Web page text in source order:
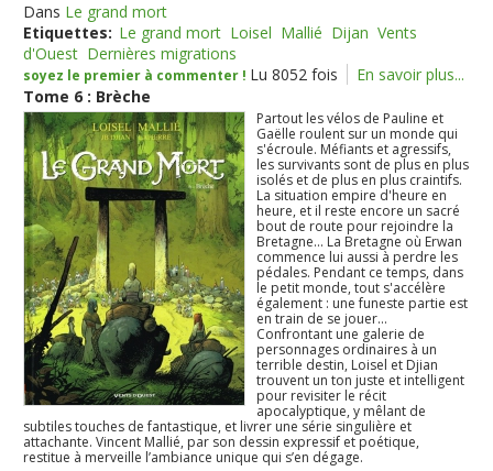
Dans Le grand mort
Etiquettes: Le grand mort Loisel Mallié Dijan Vents
d'Ouest Dernières migrations
soyez le premier à commenter ! Lu 8052 fois
En savoir plus...
Tome 6 : Brèche
Partout les vélos de Pauline et
Gaëlle roulent sur un monde qui
s'écroule. Méfiants et agressifs,
les survivants sont de plus en plus
isolés et de plus en plus craintifs.
La situation empire d'heure en
heure, et il reste encore un sacré
bout de route pour rejoindre la
Bretagne... La Bretagne où Erwan
commence lui aussi à perdre les
pédales. Pendant ce temps, dans
le petit monde, tout s'accélère
également : une funeste partie est
en train de se jouer...
Confrontant une galerie de
personnages ordinaires à un
terrible destin, Loisel et Djian
trouvent un ton juste et intelligent
pour revisiter le récit
apocalyptique, y mêlant de
subtiles touches de fantastique, et livrer une série singulière et
attachante. Vincent Mallié, par son dessin expressif et poétique,
restitue à merveille l’ambiance unique qui s’en dégage.